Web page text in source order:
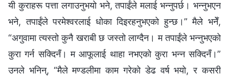
यी कुराहरू पत्ता लगाउनुभयो भने, तपाईंले मलाई भन्‍नुपर्छ। भन्‍नुभएन
भने, तपाईंले परमेश्‍वरलाई धोका दिइरहनुभएको हुन्छ।” मैले भनेँ,
“अगुवामा त्यस्तो कुनै खराबी छ जस्तो लाग्दैन। म तपाईंले भन्‍नुभएको
कुरा गर्न सक्दिनँ। म आफूलाई थाहा नभएको कुरा भन्‍न सक्दिनँ।”
उनले भनिन्, “मैले मण्डलीमा काम गरेको डेढ वर्ष भयो, र कसरी